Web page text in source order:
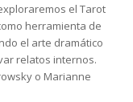
el Tarot
herramienta de
el arte dramático
relatos internos.
o Marianne